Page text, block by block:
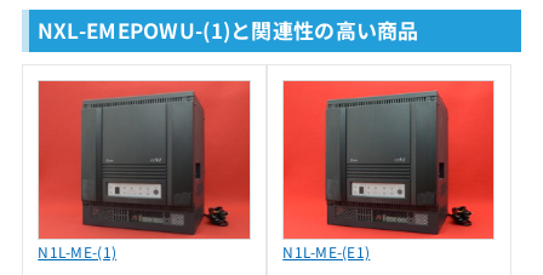
NXL-EMEPOWU-(1)と関連性の高い商品
N1L-ME-(1) N1L-ME-(E1)